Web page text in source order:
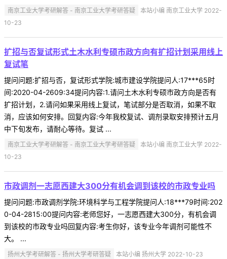
南京工业大学考研解答 - 南京工业大学考研答疑
本站小编 南京工业大学 2022-
10-23
扩招与否复试形式土木水利专硕市政方向有扩招计划采用线上
复试笔
提问问题:扩招与否，复试形式学院:城市建设学院提问人:17***65时
间:2020-04-2609:34提问内容:1.请问土木水利专硕市政方向是否有
扩招计划，2.请问如果采用线上复试，笔试部分是否取消，如果不取
消，应该如何安排。回复内容:今年我校复试、调剂录取安排预计五月
中下旬发布，请耐心等待。复试 ...
南京工业大学考研解答 - 南京工业大学考研答疑
本站小编 南京工业大学 2022-
10-23
市政调剂一志愿西建大300分有机会调到该校的市政专业吗
提问问题:市政调剂学院:环境科学与工程学院提问人:18***79时间:202
0-04-2815:00提问内容:老师您好，一志愿西建大300分，有机会调
到该校的市政专业吗回复内容:考生你好，该专业今年调剂可能性不
大。 ...
扬州大学考研解答 - 扬州大学考研答疑 本站小编 扬州大学 2022-10-23